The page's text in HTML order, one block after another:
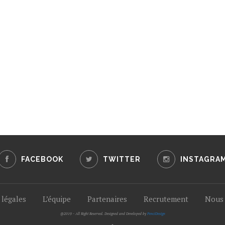
FACEBOOK TWITTER INSTAGRAM
L’équipe Partenaires Recrutement
@2019 - All Right Reserved. Designed and Developed by PenciDesign